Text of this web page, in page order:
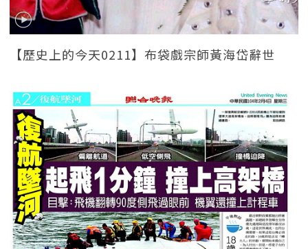
【歷史上的今天0211】布袋戲宗師黃海岱辭世